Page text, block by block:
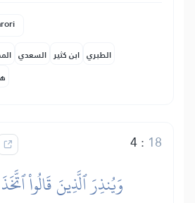
السعدي ابن كثير الطبري
4: 18
وَيُنذِرَ ٱلَّذِينَ قَالُواْ